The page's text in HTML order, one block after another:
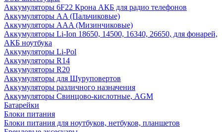
Аккумуляторы 6F22 Крона АКБ для радио телефонов
Аккумуляторы AA (Пальчиковые)
Аккумуляторы AAA (Мизинчиковые)
Аккумуляторы Li-Ion 18650, 14500, 16340, 26650, для фонарей,
АКБ ноутбука
Аккумуляторы Li-Pol
Аккумуляторы R14
Аккумуляторы R20
Аккумуляторы для Шуруповертов
Аккумуляторы различного назначения
Аккумуляторы Свинцово-кислотные, AGM
Батарейки
Блоки питания
Блоки питания для ноутбуков, нетбуков, планшетов